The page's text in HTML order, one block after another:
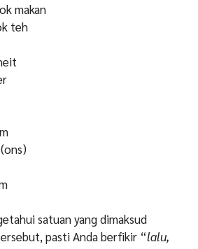
makan
teh
satuan yang dimaksud
pasti Anda berfikir “lalu,